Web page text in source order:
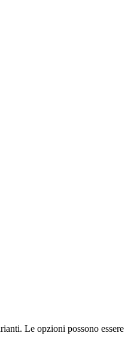
Le opzioni possono essere